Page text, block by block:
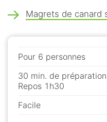
Magrets de canard
Pour 6 personnes
30 min. de
Repos 1h30
Facile